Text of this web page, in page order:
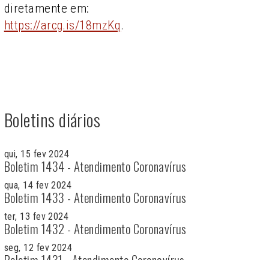
diretamente em:
https://arcg.is/18mzKq.
Boletins diários
qui, 15 fev 2024
Boletim 1434 - Atendimento Coronavírus
qua, 14 fev 2024
Boletim 1433 - Atendimento Coronavírus
ter, 13 fev 2024
Boletim 1432 - Atendimento Coronavírus
seg, 12 fev 2024